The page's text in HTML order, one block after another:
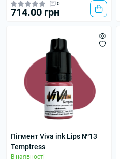
0
714.00 грн
Пігмент Viva ink Lips №13
Temptress
В наявності